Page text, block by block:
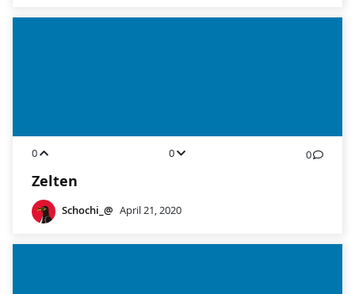
0 0 0
Zelten
Schochi_@ April 21, 2020